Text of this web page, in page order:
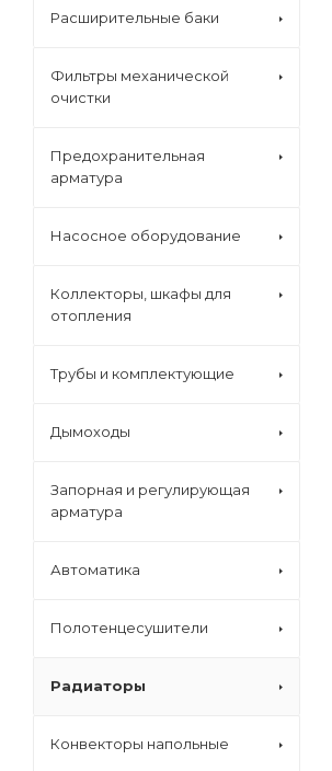
Расширительные баки
Фильтры механической
очистки
Предохранительная
арматура
Насосное оборудование
Коллекторы, шкафы для
отопления
Трубы и комплектующие
Дымоходы
Запорная и регулирующая
арматура
Автоматика
Полотенцесушители
Радиаторы
Конвекторы напольные